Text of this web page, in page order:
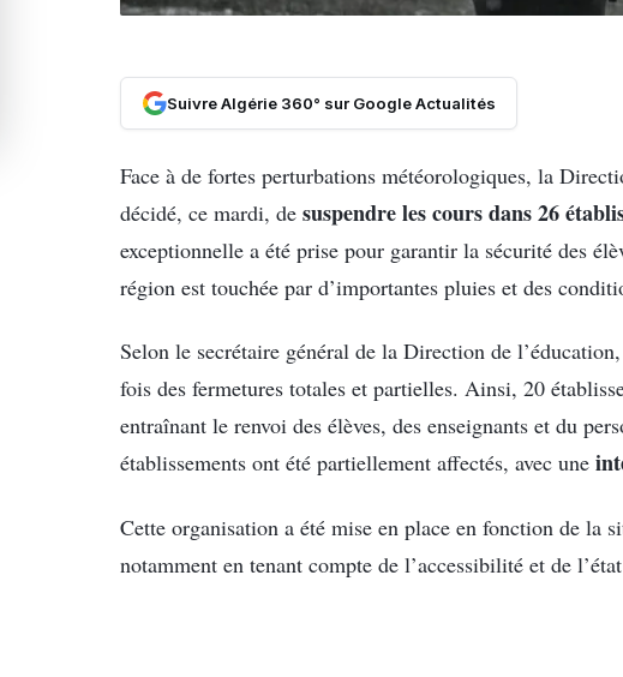
Suivre Algérie 360° sur Google Actualités
Face à de fortes perturbations météorologiques, la
décidé, ce mardi, de suspendre les cours dans 26
exceptionnelle a été prise pour garantir la sécurité des
région est touchée par d’importantes pluies et des
Selon le secrétaire général de la Direction de
fois des fermetures totales et partielles. Ainsi, 20
entraînant le renvoi des élèves, des enseignants et du
établissements ont été partiellement affectés, avec une
Cette organisation a été mise en place en fonction de la
notamment en tenant compte de l’accessibilité et de